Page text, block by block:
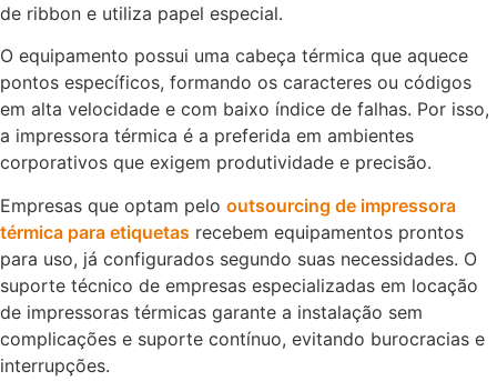
de ribbon e utiliza papel especial.
O equipamento possui uma cabeça térmica que aquece
pontos específicos, formando os caracteres ou códigos
em alta velocidade e com baixo índice de falhas. Por isso,
a impressora térmica é a preferida em ambientes
corporativos que exigem produtividade e precisão.
Empresas que optam pelo outsourcing de impressora
térmica para etiquetas recebem equipamentos prontos
para uso, já configurados segundo suas necessidades. O
suporte técnico de empresas especializadas em locação
de impressoras térmicas garante a instalação sem
complicações e suporte contínuo, evitando burocracias e
interrupções.